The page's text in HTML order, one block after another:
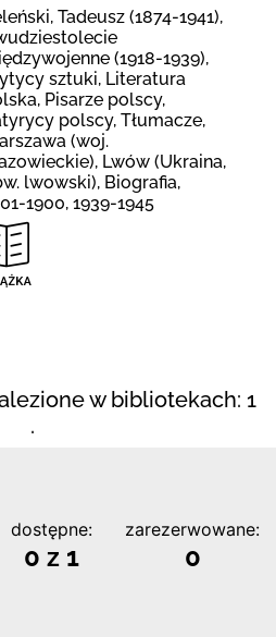
Tadeusz (1874-1941),
(1918-1939),
sztuki, Literatura
Pisarze polscy,
polscy, Tłumacze,
(woj.
Lwów (Ukraina,
lwowski), Biografia,
1900, 1939-1945
w bibliotekach: 1
.
dostępne:
0 z 1
zarezerwowane:
0